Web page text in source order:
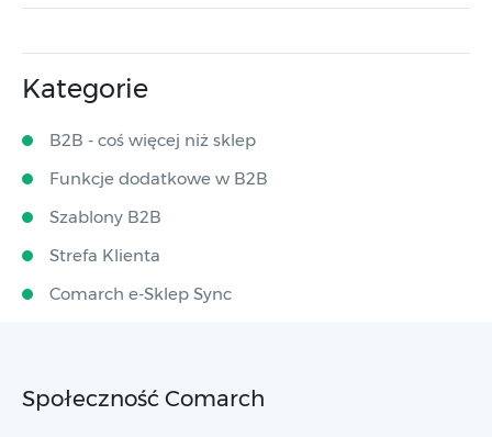
Kategorie
B2B - coś więcej niż sklep
Funkcje dodatkowe w B2B
Szablony B2B
Strefa Klienta
Comarch e-Sklep Sync
Społeczność Comarch